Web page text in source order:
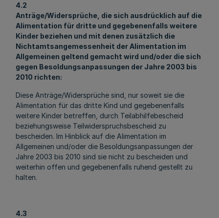
4.2
Anträge/Widersprüche, die sich ausdrücklich auf die
Alimentation für dritte und gegebenenfalls weitere
Kinder beziehen und mit denen zusätzlich die
Nichtamtsangemessenheit der Alimentation im
Allgemeinen geltend gemacht wird und/oder die sich
gegen Besoldungsanpassungen der Jahre 2003 bis
2010 richten:
Diese Anträge/Widersprüche sind, nur soweit sie die
Alimentation für das dritte Kind und gegebenenfalls
weitere Kinder betreffen, durch Teilabhilfebescheid
beziehungsweise Teilwiderspruchsbescheid zu
bescheiden. Im Hinblick auf die Alimentation im
Allgemeinen und/oder die Besoldungsanpassungen der
Jahre 2003 bis 2010 sind sie nicht zu bescheiden und
weiterhin offen und gegebenenfalls ruhend gestellt zu
halten.
4.3